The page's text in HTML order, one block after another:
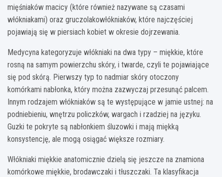
mięśniaków macicy (które również nazywane są czasami
włókniakami) oraz gruczolakowłókniaków, które najczęściej
pojawiają się w piersiach kobiet w okresie dojrzewania.
Medycyna kategoryzuje włókniaki na dwa typy – miękkie, które
rosną na samym powierzchu skóry, i twarde, czyli te pojawiające
się pod skórą. Pierwszy typ to nadmiar skóry otoczony
komórkami nabłonka, który można zazwyczaj przesunąć palcem.
Innym rodzajem włókniaków są te występujące w jamie ustnej: na
podniebieniu, wnętrzu policzków, wargach i rzadziej na języku.
Guzki te pokryte są nabłonkiem śluzowki i mają miękką
konsystencję, ale mogą osiągać większe rozmiary.
Włókniaki miękkie anatomicznie dzielą się jeszcze na znamiona
komórkowe miękkie, brodawczaki i tłuszczaki. Ta klasyfikacja